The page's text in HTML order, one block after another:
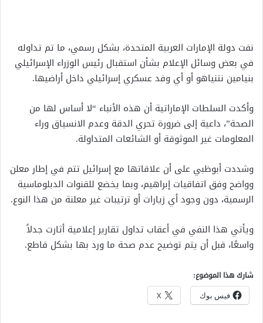
نفت دولة الإمارات العربية المتحدة، بشكل رسمي، ما تم تداوله
في بعض وسائل الإعلام بشأن استقبال رئيس الوزراء الإسرائيلي
بنيامين نتنياهو أو أي وفد عسكري إسرائيلي داخل أراضيها.
وأكدت السلطات الإماراتية أن هذه الأنباء “لا أساس لها من
الصحة”، داعية إلى ضرورة تحري الدقة وعدم الانسياق وراء
المعلومات غير الموثوقة أو الشائعات المتداولة.
وشددت أبوظبي على أن علاقاتها مع إسرائيل تتم في إطار معلن
وواضح وفق اتفاقيات إبراهيم، وبما يخضع للقنوات الدبلوماسية
الرسمية، دون وجود أي زيارات أو ترتيبات غير معلنة من هذا النوع.
ويأتي هذا النفي في أعقاب تداول تقارير إعلامية أثارت جدلاً
واسعًا، قبل أن يتم توضيح عدم صحة ما ورد بها بشكل قاطع.
شارك هذا الموضوع:
فيس بوك X